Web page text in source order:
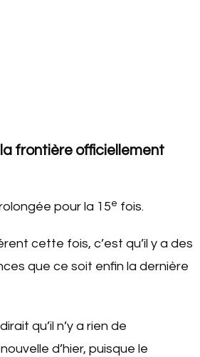
frontière officiellement
pour la 15e fois.
cette fois, c’est qu’il y a des
que ce soit enfin la dernière
qu’il n’y a rien de
d’hier, puisque le